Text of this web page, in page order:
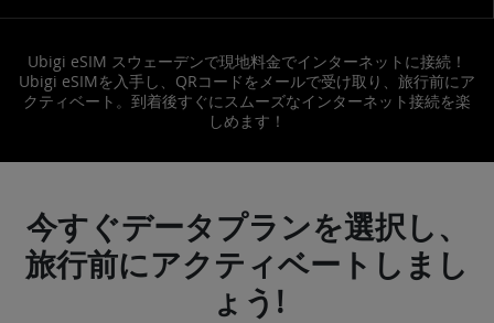
Ubigi eSIM スウェーデンで現地料金でインターネットに接続！
Ubigi eSIMを入手し、QRコードをメールで受け取り、旅行前にア
クティベート。到着後すぐにスムーズなインターネット接続を楽
しめます！
今すぐデータプランを選択し、
旅行前にアクティベートしまし
ょう!